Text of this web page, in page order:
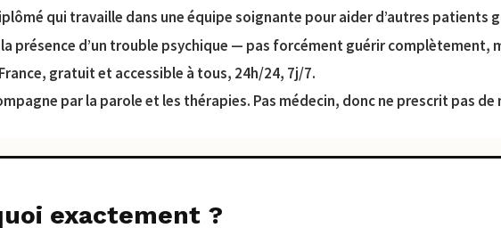
qui travaille dans une équipe soignante pour aider d’autres patients
présence d’un trouble psychique — pas forcément guérir complètement,
gratuit et accessible à tous, 24h/24, 7j/7.
par la parole et les thérapies. Pas médecin, donc ne prescrit pas
exactement ?